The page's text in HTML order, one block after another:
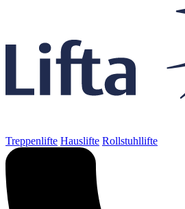
Treppenlifte Hauslifte Rollstuhllifte